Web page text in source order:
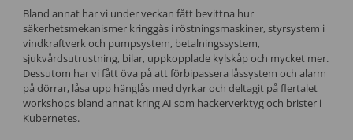
Bland annat har vi under veckan fått bevittna hur
säkerhetsmekanismer kringgås i röstningsmaskiner, styrsystem i
vindkraftverk och pumpsystem, betalningssystem,
sjukvårdsutrustning, bilar, uppkopplade kylskåp och mycket mer.
Dessutom har vi fått öva på att förbipassera låssystem och alarm
på dörrar, låsa upp hänglås med dyrkar och deltagit på flertalet
workshops bland annat kring AI som hackerverktyg och brister i
Kubernetes.